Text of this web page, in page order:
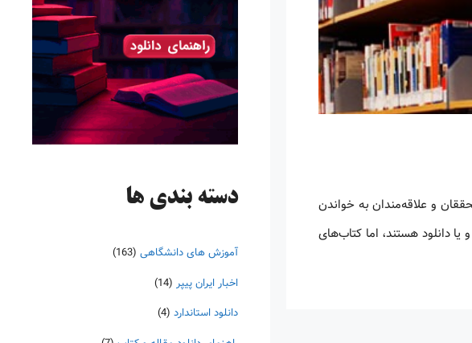
و علاقه‌مندان به خواندن
دانلود هستند، اما کتاب‌های
دسته‌ بندی ها
آموزش های دانشگاهی (163)
اخبار ایران پیپر (14)
دانلود استاندارد (4)